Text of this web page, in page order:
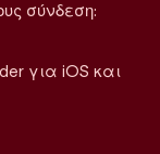
σύνδεση:
για iOS και